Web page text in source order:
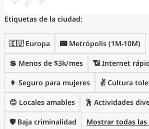
Etiquetas de la ciudad:
🇪🇺 Europa 🌃 Metrópolis (1M-10M)
💲 Menos de $3k/mes 📶 Internet
👩 Seguro para mujeres ✌️ Cultura
😊 Locales amables 🕺 Actividades
🛡️ Baja criminalidad
Mostrar todas